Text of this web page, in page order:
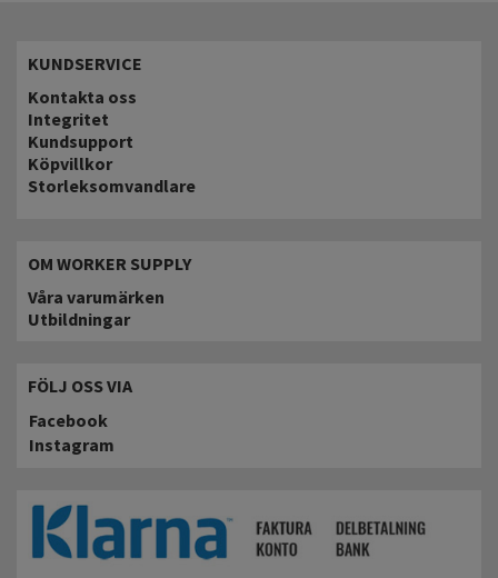
KUNDSERVICE
Kontakta oss
Integritet
Kundsupport
Köpvillkor
Storleksomvandlare
OM WORKER SUPPLY
Våra varumärken
Utbildningar
FÖLJ OSS VIA
Facebook
Instagram